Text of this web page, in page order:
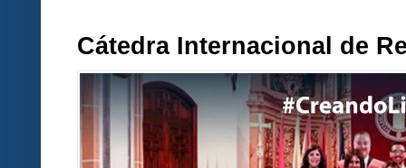
Cátedra Internacional de